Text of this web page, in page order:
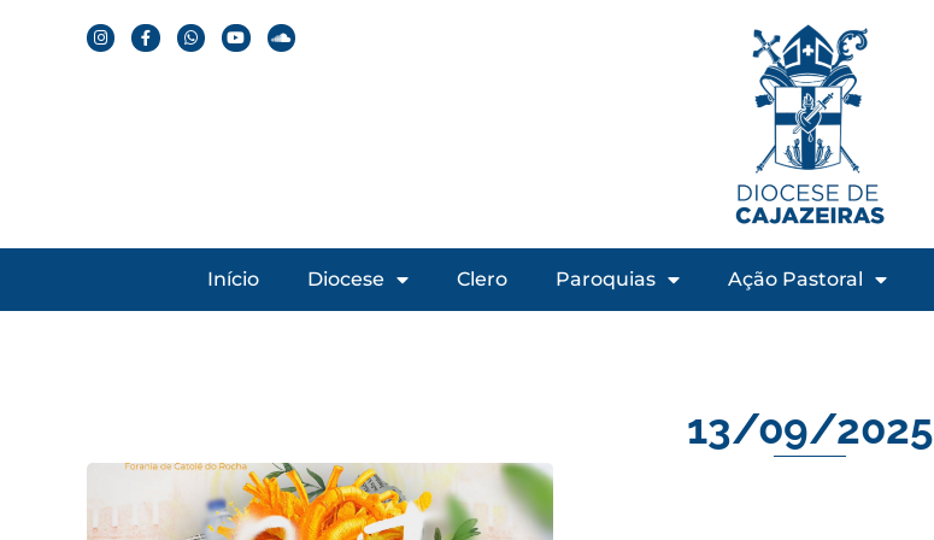
Início Diocese Clero Paroquias Ação Pastoral
13/09/2025